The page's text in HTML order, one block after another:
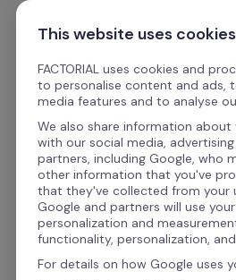
Saltar para o conteúdo
Baixe gratuitamente livros
gerenciamento
This website uses cookies
FACTORIAL uses cookies and
to personalise content and ads,
media features and to analyse
We also share information
with our social media,
partners, including Google, who
other information that you've
that they've collected from your
Google and partners will use
personalization and
functionality, personalization,
For details on how Google uses